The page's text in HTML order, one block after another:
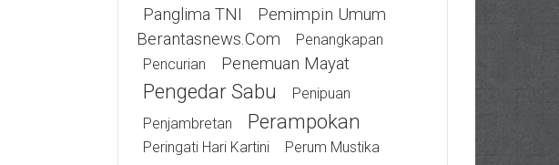
Panglima TNI
Pemimpin Umum
Berantasnews.com
Penangkapan
Pencurian
Penemuan Mayat
Pengedar Sabu
Penipuan
Penjambretan
Perampokan
Peringati Hari Kartini
Perum Mustika